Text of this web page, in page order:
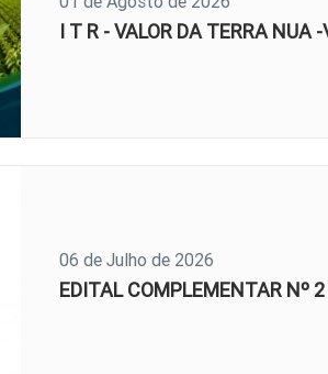
I T R - VALOR DA TERRA NUA
06 de Julho de 2026
EDITAL COMPLEMENTAR Nº